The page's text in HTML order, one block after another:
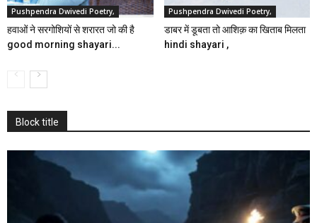
Pushpendra Dwivedi Poetry,
हवाओं ने सरगोशियों से शरारत जो की है
good morning shayari...
Pushpendra Dwivedi Poetry,
डाबर में डूबता तो आशिक़ का खिताब मिलता
hindi shayari ,
Block title